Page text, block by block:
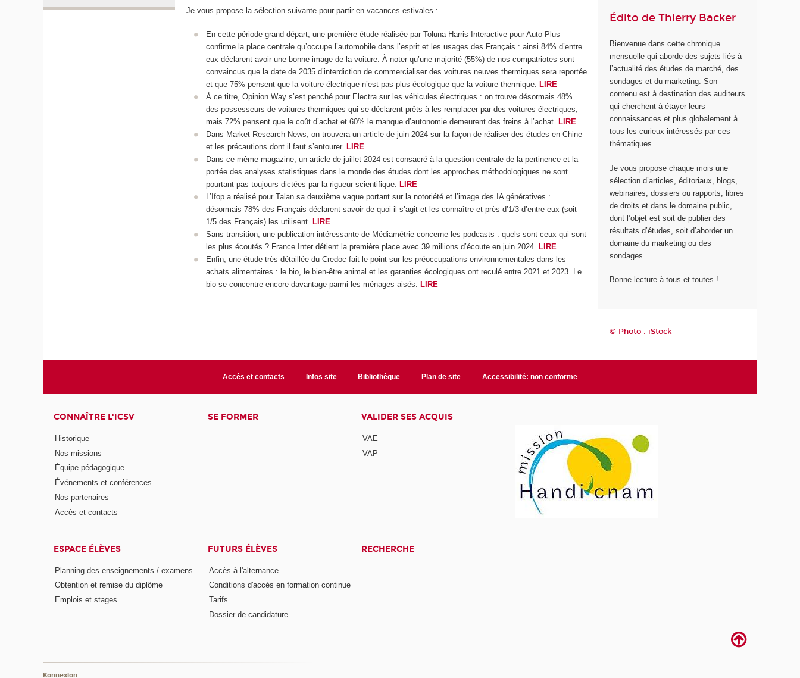
Je vous propose la sélection suivante pour partir en vacances estivales :
En cette période grand départ, une première étude réalisée par Toluna Harris Interactive pour Auto Plus
confirme la place centrale qu’occupe l’automobile dans l’esprit et les usages des Français : ainsi 84% d’entre
eux déclarent avoir une bonne image de la voiture. À noter qu’une majorité (55%) de nos compatriotes sont
convaincus que la date de 2035 d’interdiction de commercialiser des voitures neuves thermiques sera reportée
et que 75% pensent que la voiture électrique n’est pas plus écologique que la voiture thermique. LIRE
À ce titre, Opinion Way s’est penché pour Electra sur les véhicules électriques : on trouve désormais 48%
des possesseurs de voitures thermiques qui se déclarent prêts à les remplacer par des voitures électriques,
mais 72% pensent que le coût d’achat et 60% le manque d’autonomie demeurent des freins à l’achat. LIRE
Dans Market Research News, on trouvera un article de juin 2024 sur la façon de réaliser des études en Chine
et les précautions dont il faut s’entourer. LIRE
Dans ce même magazine, un article de juillet 2024 est consacré à la question centrale de la pertinence et la
portée des analyses statistiques dans le monde des études dont les approches méthodologiques ne sont
pourtant pas toujours dictées par la rigueur scientifique. LIRE
L’Ifop a réalisé pour Talan sa deuxième vague portant sur la notoriété et l’image des IA génératives :
désormais 78% des Français déclarent savoir de quoi il s’agit et les connaître et près d’1/3 d’entre eux (soit
1/5 des Français) les utilisent. LIRE
Sans transition, une publication intéressante de Médiamétrie concerne les podcasts : quels sont ceux qui sont
les plus écoutés ? France Inter détient la première place avec 39 millions d’écoute en juin 2024. LIRE
Enfin, une étude très détaillée du Credoc fait le point sur les préoccupations environnementales dans les
achats alimentaires : le bio, le bien-être animal et les garanties écologiques ont reculé entre 2021 et 2023. Le
bio se concentre encore davantage parmi les ménages aisés. LIRE
Édito de Thierry Backer
Bienvenue dans cette chronique
mensuelle qui aborde des sujets liés à
l’actualité des études de marché, des
sondages et du marketing. Son
contenu est à destination des auditeurs
qui cherchent à étayer leurs
connaissances et plus globalement à
tous les curieux intéressés par ces
thématiques.
Je vous propose chaque mois une
sélection d’articles, éditoriaux, blogs,
webinaires, dossiers ou rapports, libres
de droits et dans le domaine public,
dont l’objet est soit de publier des
résultats d’études, soit d’aborder un
domaine du marketing ou des
sondages.
Bonne lecture à tous et toutes !
© Photo : iStock
Accès et contacts Infos site Bibliothèque Plan de site Accessibilité: non conforme
CONNAÎTRE L'ICSV
Historique
Nos missions
Équipe pédagogique
Événements et conférences
Nos partenaires
Accès et contacts
SE FORMER VALIDER SES ACQUIS
VAE
VAP
ESPACE ÉLÈVES
Planning des enseignements / examens
Obtention et remise du diplôme
Emplois et stages
FUTURS ÉLÈVES
Accès à l'alternance
Conditions d'accès en formation continue
Tarifs
Dossier de candidature
RECHERCHE
Konnexion